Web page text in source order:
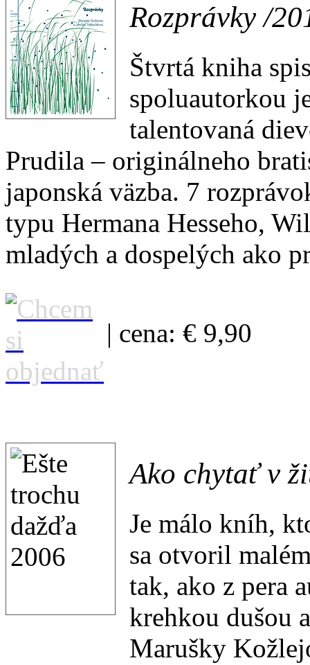
Rozprávky /
Štvrtá kniha
spoluautorkou
talentovaná
Prudila – originálneho
japonská väzba. 7
typu Hermana Hesseho,
mladých a dospelých ako
| cena: € 9,90
Ako chytať v
Je málo kníh,
sa otvoril
tak, ako z pera
krehkou dušou
Marušky